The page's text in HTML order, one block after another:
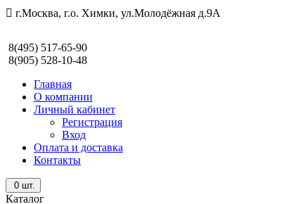
г.Москва, г.о. Химки, ул.Молодёжная д.9А
8(495) 517-65-90
8(905) 528-10-48
Главная
О компании
Личный кабинет
Регистрация
Вход
Оплата и доставка
Контакты
0 шт.
Каталог